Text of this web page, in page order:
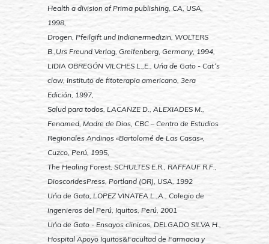
Health a division of Prima publishing, CA, USA,
1998,
Drogen, Pfeilgift und Indianermedizin, WOLTERS
B.,Urs Freund Verlag, Greifenberg, Germany, 1994,
LIDIA OBREGÓN VILCHES L.,E., Uńa de Gato - Cat´s
claw, Instituto de fitoterapia americano, 3era
Edición, 1997,
Salud para todos, LACANZE D., ALEXIADES M.,
Fenamed, Madre de Dios, CBC – Centro de Estudios
Regionales Andinos «Bartolomé de Las Casas»,
Cuzco, Perú, 1995,
The Healing Forest, SCHULTES E.R., RAFFAUF R.F.,
DioscoridesPress, Portland (OR), USA, 1992
Uńa de Gato, LOPEZ VINATEA L.,A., Colegio de
ingenieros del Perú, Iquitos, Perú, 2001
Uńa de Gato - Ensayos clinicos, DELGADO SILVA H.,
Hospital Apoyo Iquitos&Facultad de Farmacia y